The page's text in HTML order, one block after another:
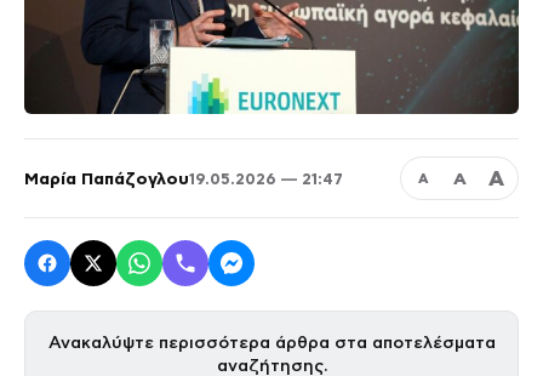
Μαρία Παπάζογλου19.05.2026 — 21:47 Α Α Α
Ανακαλύψτε περισσότερα άρθρα στα αποτελέσματα
αναζήτησης.